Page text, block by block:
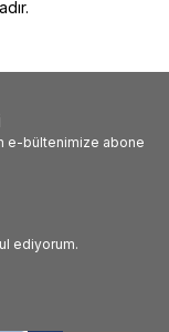
e-bültenimize abone
ediyorum.